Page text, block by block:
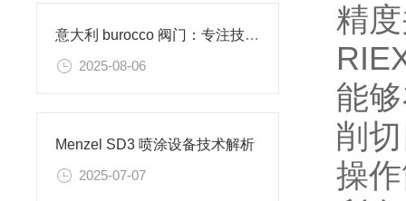
意大利 burocco 阀门：专注技术的流体控制设备​
2025-08-06
Menzel SD3 喷涂设备技术解析
2025-07-07
精
能
削
操